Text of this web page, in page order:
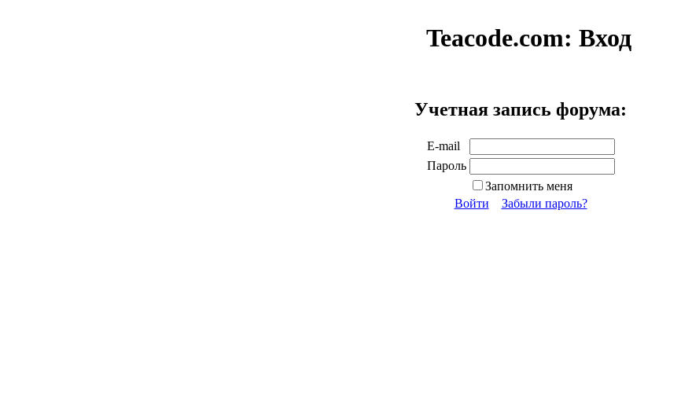
Teacode.com: Вход
Учетная запись форума:
E-mail
Пароль
Запомнить меня
Войти
Забыли пароль?